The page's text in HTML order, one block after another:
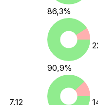
86,3%
90,9%
7,12